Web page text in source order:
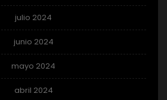
julio 2024
junio 2024
mayo 2024
abril 2024